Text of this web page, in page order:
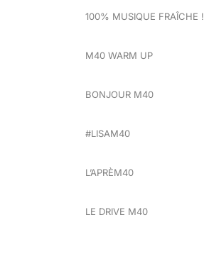
100% MUSIQUE FRAÎCHE !
M40 WARM UP
BONJOUR M40
#LISAM40
L’APRÈM40
LE DRIVE M40